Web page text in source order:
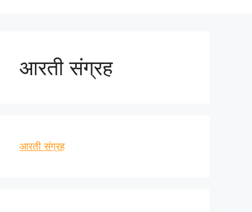
आरती संग्रह
आरती संग्रह